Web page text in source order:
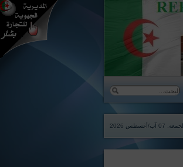
الجمعة, 07 آب/أغسطس 2026